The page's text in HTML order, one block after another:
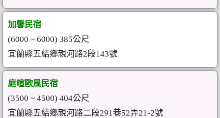
加馨民宿
(6000 ~ 6000) 385公尺
宜蘭縣五結鄉親河路2段143號
庭暄歐風民宿
(3500 ~ 4500) 404公尺
宜蘭縣五結鄉親河路二段291巷52弄21-2號